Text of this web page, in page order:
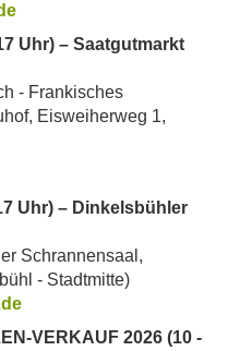
Uhr) – Saatgutmarkt
- Frankisches
Eisweiherweg 1,
Uhr) – Dinkelsbühler
Schrannensaal,
- Stadtmitte)
VERKAUF 2026 (10 -